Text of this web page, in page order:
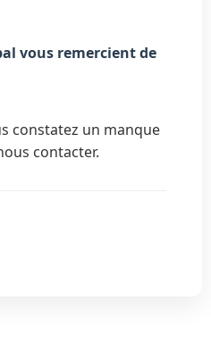
vous remercient de
constatez un manque
contacter.